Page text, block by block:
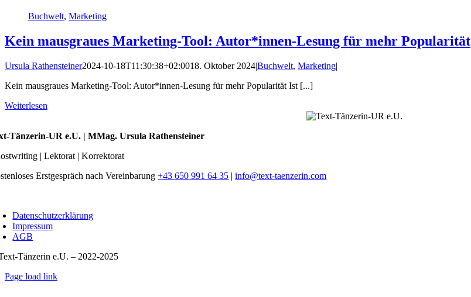
Buchwelt, Marketing
Kein mausgraues Marketing-Tool: Autor*innen-Lesung für mehr Popularität
Ursula Rathensteiner2024-10-18T11:30:38+02:0018. Oktober 2024|Buchwelt, Marketing|
Kein mausgraues Marketing-Tool: Autor*innen-Lesung für mehr Popularität Ist [...]
Weiterlesen
Tänzerin-UR e.U. | MMag. Ursula Rathensteiner
| Lektorat | Korrektorat
Erstgespräch nach Vereinbarung+43 650 991 64 35 |info@text-taenzerin.com
Datenschutzerklärung
Impressum
AGB
Tänzerin e.U. – 2022-2025
Page load link